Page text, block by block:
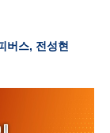
버스, 전성현